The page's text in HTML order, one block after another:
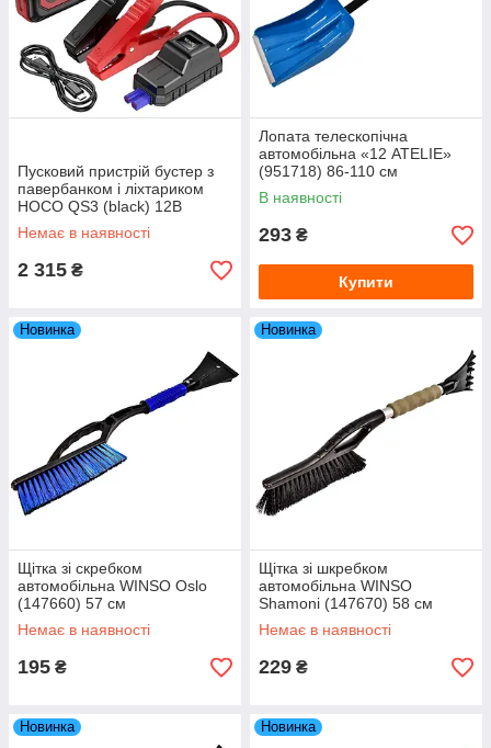
Пусковий пристрій бустер з
павербанком і ліхтариком
HOCO QS3 (black) 12В
⚡1200A, 10.000mAh
Немає в наявності
2 315 ₴
Лопата телескопічна
автомобільна «12 ATELIE»
(951718) 86-110 см
В наявності
293 ₴
Купити
Новинка
Щітка зі скребком
автомобільна WINSO Oslo
(147660) 57 см
Немає в наявності
195 ₴
Новинка
Щітка зі шкребком
автомобільна WINSO
Shamoni (147670) 58 см
Немає в наявності
229 ₴
Новинка Новинка